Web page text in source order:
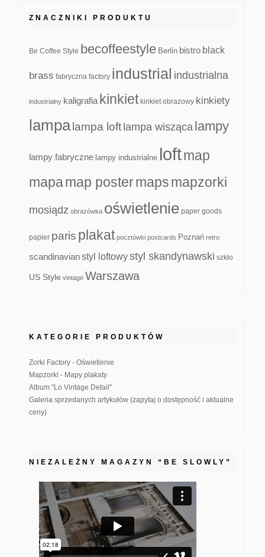
ZNACZNIKI PRODUKTU
Be Coffee Style becoffeestyle Berlin bistro black
brass fabryczna factory industrial industrialna
industrialny kaligrafia kinkiet kinkiet obrazowy kinkiety
lampa lampa loft lampa wisząca lampy
lampy fabryczne lampy industrialne loftmap
mapamap postermapsmapzorki
mosiądz obrazówka oświetlenie paper goods
papier paris plakat pocztówki postcards Poznań retro
scandinavianstyl loftowystyl skandynawski szkło
US Style vintage Warszawa
KATEGORIE PRODUKTÓW
Zorki Factory - Oświetlenie
Mapzorki - Mapy plakaty
Album "Lo Vintage Detail"
Galeria sprzedanych artykułów (zapytaj o dostępność i aktualne
ceny)
NIEZALEŻNY MAGAZYN “BE SLOWLY”